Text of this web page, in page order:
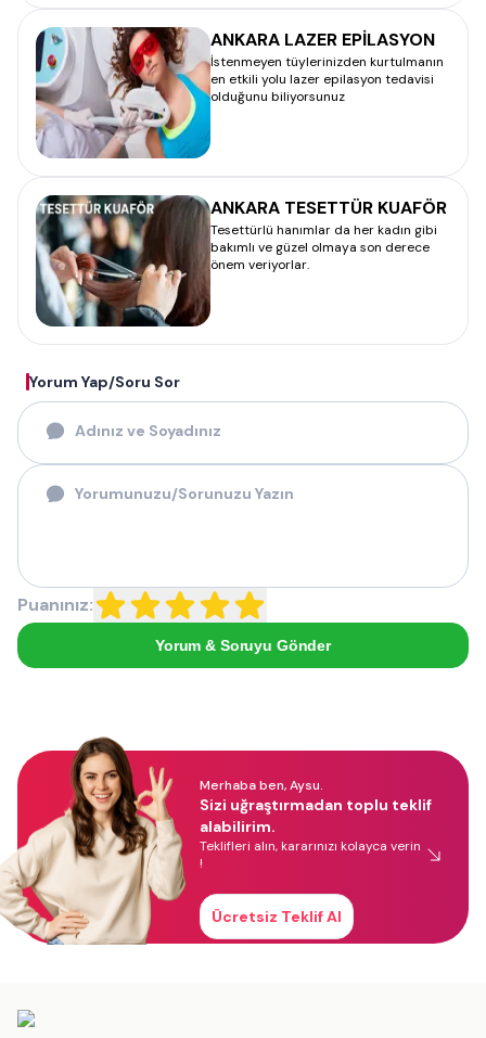
ANKARA LAZER EPİLASYON
İstenmeyen tüylerinizden kurtulmanın
en etkili yolu lazer epilasyon tedavisi
olduğunu biliyorsunuz
ANKARA TESETTÜR KUAFÖR
Tesettürlü hanımlar da her kadın gibi
bakımlı ve güzel olmaya son derece
önem veriyorlar.
Yorum Yap/Soru Sor
Puanınız:
Yorum & Soruyu Gönder
Merhaba ben, Aysu.
Sizi uğraştırmadan toplu teklif
alabilirim.
Teklifleri alın, kararınızı kolayca verin
!
Ücretsiz Teklif Al